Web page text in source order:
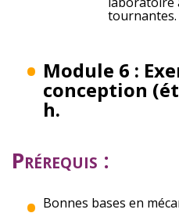
tournantes.
Module 6 :
conception
h.
Prérequis :
Bonnes bases en